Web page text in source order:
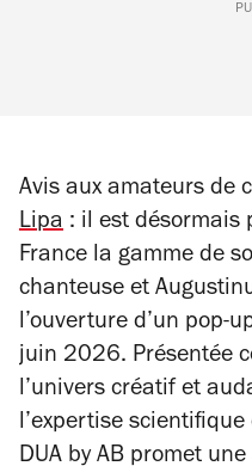
Avis aux amateurs de
Lipa : il est désormais
France la gamme de
chanteuse et
l’ouverture d’un pop-
juin 2026. Présentée
l’univers créatif et
l’expertise scientifique
DUA by AB promet